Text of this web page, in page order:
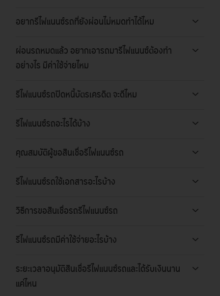
อยากรีไฟแนนซ์รถที่ยังผ่อนไม่หมดทำได้ไหม
ผ่อนรถหมดแล้ว อยากเอารถมารีไฟแนนซ์ต้องทำ
อย่างไร มีค่าใช้จ่ายไหม
รีไฟแนนซ์รถปิดหนี้บัตรเครดิต จะดีไหม
รีไฟแนนซ์รถอะไรได้บ้าง
คุณสมบัติผู้ขอสินเชื่อรีไฟแนนซ์รถ
รีไฟแนนซ์รถใช้เอกสารอะไรบ้าง
วิธีการขอสินเชื่อรถรีไฟแนนซ์รถ
รีไฟแนนซ์รถมีค่าใช้จ่ายอะไรบ้าง
ระยะเวลาอนุมัติสินเชื่อรีไฟแนนซ์รถและได้รับเงินนาน
แค่ไหน